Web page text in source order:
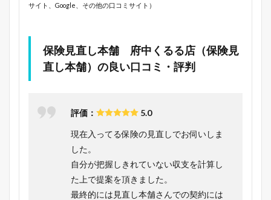
サイト、Google、その他の口コミサイト）
保険見直し本舗 府中くるる店（保険見
直し本舗）の良い口コミ・評判
評価： 5.0
現在入ってる保険の見直しでお伺いしま
した。
自分が把握しきれていない収支を計算し
た上で提案を頂きました。
最終的には見直し本舗さんでの契約には